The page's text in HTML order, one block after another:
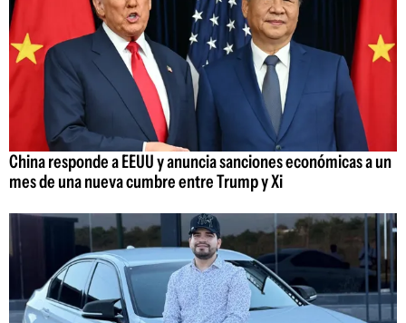
China responde a EEUU y anuncia sanciones económicas a un
mes de una nueva cumbre entre Trump y Xi